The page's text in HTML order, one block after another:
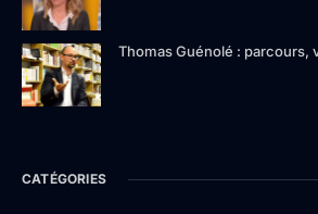
Thomas Guénolé : parcours,
CATÉGORIES